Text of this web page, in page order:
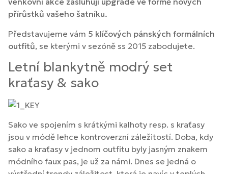
přírůstků vašeho šatníku.
Představujeme vám 5 klíčových pánských formálních
outfitů, se kterými v sezóně ss 2015 zabodujete.
Letní blankytně modrý set
kraťasy & sako
Sako ve spojením s krátkými kalhoty resp. s kraťasy
jsou v módě lehce kontroverzní záležitostí. Doba, kdy
sako a kraťasy v jednom outfitu byly jasným znakem
módního faux pas, je už za námi. Dnes se jedná o